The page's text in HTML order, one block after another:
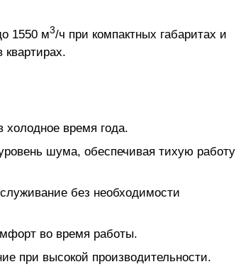
1550 м3/ч при компактных габаритах и
холодное время года.
шума, обеспечивая тихую работу
без необходимости
во время работы.
при высокой производительности.